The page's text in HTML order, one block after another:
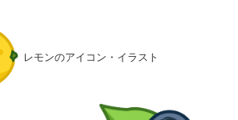
レモンのアイコン・イラスト